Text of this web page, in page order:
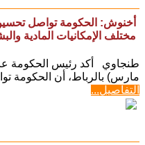
أخنوش: الحكومة تواصل
مختلف الإمكانيات المادية
مارس) بالرباط، أن الحكومة
التفاصيل...